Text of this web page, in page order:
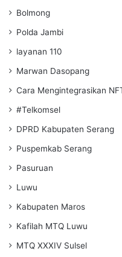
Bolmong
Polda Jambi
layanan 110
Marwan Dasopang
Cara Mengintegrasikan
#Telkomsel
DPRD Kabupaten Serang
Puspemkab Serang
Pasuruan
Luwu
Kabupaten Maros
Kafilah MTQ Luwu
MTQ XXXIV Sulsel